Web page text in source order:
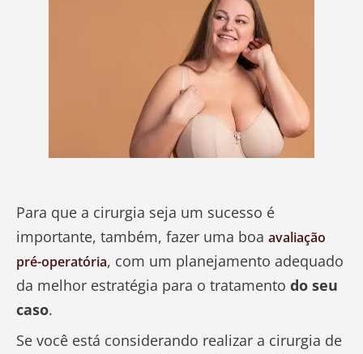
Para que a cirurgia seja um sucesso é
importante, também, fazer uma boa avaliação
pré-operatória, com um planejamento adequado
da melhor estratégia para o tratamento do seu
caso.
Se você está considerando realizar a cirurgia de